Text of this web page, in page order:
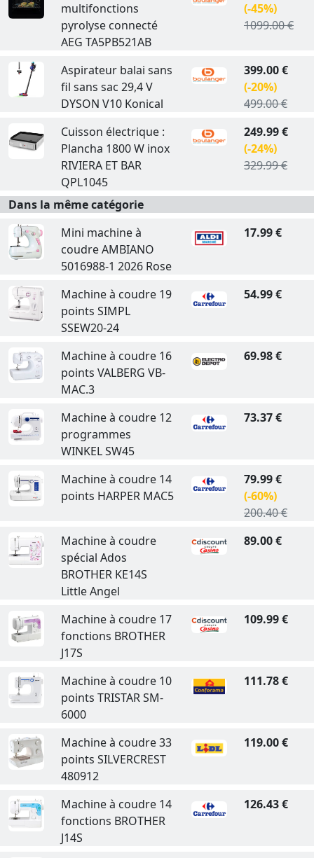
multifonctions
pyrolyse connecté
AEG TA5PB521AB
(-45%)
1099.00 €
Aspirateur balai sans
fil sans sac 29,4 V
DYSON V10 Konical
399.00 €
(-20%)
499.00 €
Cuisson électrique :
Plancha 1800 W inox
RIVIERA ET BAR
QPL1045
249.99 €
(-24%)
329.99 €
Dans la même catégorie
Mini machine à
coudre AMBIANO
5016988-1 2026 Rose
17.99 €
Machine à coudre 19
points SIMPL
SSEW20-24
54.99 €
Machine à coudre 16
points VALBERG VB-
MAC.3
69.98 €
Machine à coudre 12
programmes
WINKEL SW45
73.37 €
Machine à coudre 14
points HARPER MAC5
79.99 €
(-60%)
200.40 €
Machine à coudre
spécial Ados
BROTHER KE14S
Little Angel
89.00 €
Machine à coudre 17
fonctions BROTHER
J17S
109.99 €
Machine à coudre 10
points TRISTAR SM-
6000
111.78 €
Machine à coudre 33
points SILVERCREST
480912
119.00 €
Machine à coudre 14
fonctions BROTHER
J14S
126.43 €